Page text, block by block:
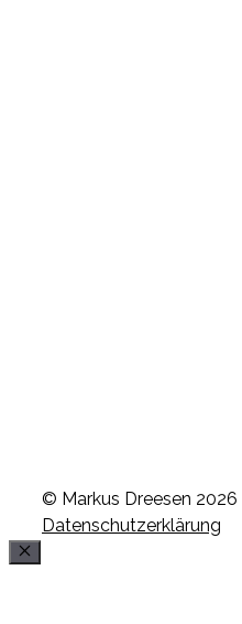
© Markus Dreesen 2026 |
Datenschutzerklärung
Schließen